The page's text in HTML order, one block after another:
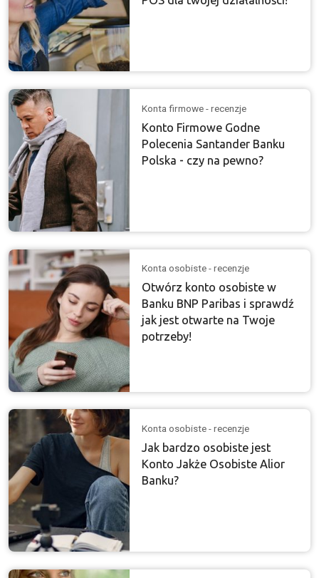
Konta firmowe - recenzje
Konto Firmowe Godne
Polecenia Santander Banku
Polska - czy na pewno?
Konta osobiste - recenzje
Otwórz konto osobiste w
Banku BNP Paribas i sprawdź
jak jest otwarte na Twoje
potrzeby!
Konta osobiste - recenzje
Jak bardzo osobiste jest
Konto Jakże Osobiste Alior
Banku?